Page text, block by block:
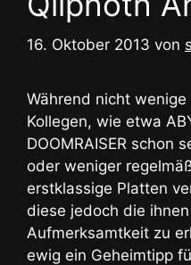
16. Oktober 2013 von
Während nicht
Kollegen, wie etwa
DOOMRAISER schon
oder weniger
erstklassige Platten
diese jedoch die
Aufmerksamtkeit zu
ewig ein Geheimtipp